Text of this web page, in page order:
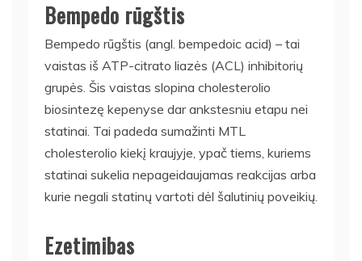
Bempedo rūgštis
Bempedo rūgštis (angl. bempedoic acid) – tai
vaistas iš ATP-citrato liazės (ACL) inhibitorių
grupės. Šis vaistas slopina cholesterolio
biosintezę kepenyse dar ankstesniu etapu nei
statinai. Tai padeda sumažinti MTL
cholesterolio kiekį kraujyje, ypač tiems, kuriems
statinai sukelia nepageidaujamas reakcijas arba
kurie negali statinų vartoti dėl šalutinių poveikių.
Ezetimibas